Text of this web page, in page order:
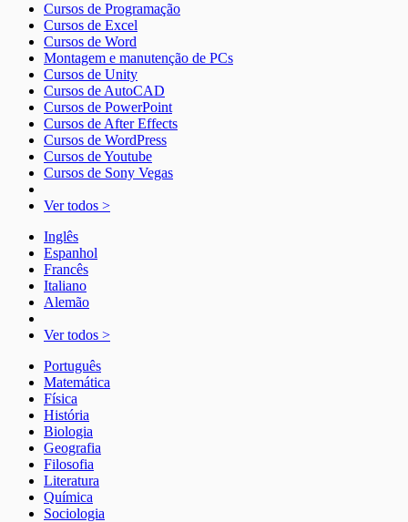
Cursos de Programação
Cursos de Excel
Cursos de Word
Montagem e manutenção de PCs
Cursos de Unity
Cursos de AutoCAD
Cursos de PowerPoint
Cursos de After Effects
Cursos de WordPress
Cursos de Youtube
Cursos de Sony Vegas
Ver todos >
Inglês
Espanhol
Francês
Italiano
Alemão
Ver todos >
Português
Matemática
Física
História
Biologia
Geografia
Filosofia
Literatura
Química
Sociologia